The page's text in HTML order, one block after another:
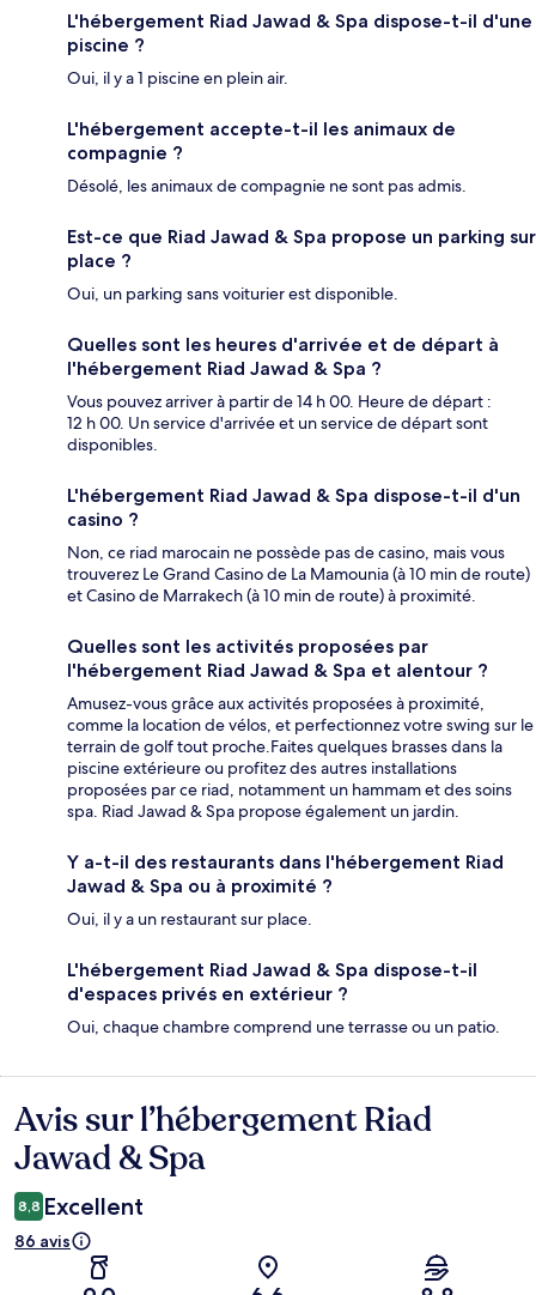
L'hébergement Riad Jawad & Spa dispose-t-il d'une
piscine ?
Oui, il y a 1 piscine en plein air.
L'hébergement accepte-t-il les animaux de
compagnie ?
Désolé, les animaux de compagnie ne sont pas admis.
Est-ce que Riad Jawad & Spa propose un parking sur
place ?
Oui, un parking sans voiturier est disponible.
Quelles sont les heures d'arrivée et de départ à
l'hébergement Riad Jawad & Spa ?
Vous pouvez arriver à partir de 14 h 00. Heure de départ :
12 h 00. Un service d'arrivée et un service de départ sont
disponibles.
L'hébergement Riad Jawad & Spa dispose-t-il d'un
casino ?
Non, ce riad marocain ne possède pas de casino, mais vous
trouverez Le Grand Casino de La Mamounia (à 10 min de route)
et Casino de Marrakech (à 10 min de route) à proximité.
Quelles sont les activités proposées par
l'hébergement Riad Jawad & Spa et alentour ?
Amusez-vous grâce aux activités proposées à proximité,
comme la location de vélos, et perfectionnez votre swing sur le
terrain de golf tout proche.Faites quelques brasses dans la
piscine extérieure ou profitez des autres installations
proposées par ce riad, notamment un hammam et des soins
spa. Riad Jawad & Spa propose également un jardin.
Y a-t-il des restaurants dans l'hébergement Riad
Jawad & Spa ou à proximité ?
Oui, il y a un restaurant sur place.
L'hébergement Riad Jawad & Spa dispose-t-il
d'espaces privés en extérieur ?
Oui, chaque chambre comprend une terrasse ou un patio.
Avis
Avis sur l’hébergement Riad
Jawad & Spa
8,8 Excellent
86 avis